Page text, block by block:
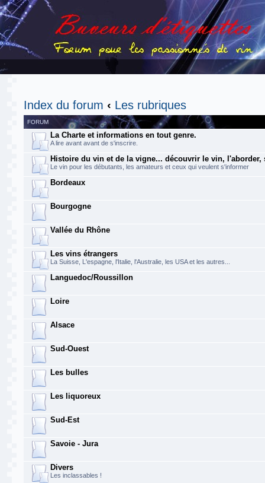
Index du forum ‹ Les rubriques
FORUM
La Charte et informations en tout genre.
A lire avant avant de s'inscrire.
Histoire du vin et de la vigne... découvrir le vin, l'aborder,
Le vin pour les débutants, les amateurs et ceux qui veulent s'informer
Bordeaux
Bourgogne
Vallée du Rhône
Les vins étrangers
La Suisse, L'espagne, l'Italie, l'Australie, les USA et les autres...
Languedoc/Roussillon
Loire
Alsace
Sud-Ouest
Les bulles
Les liquoreux
Sud-Est
Savoie - Jura
Divers
Les inclassables !